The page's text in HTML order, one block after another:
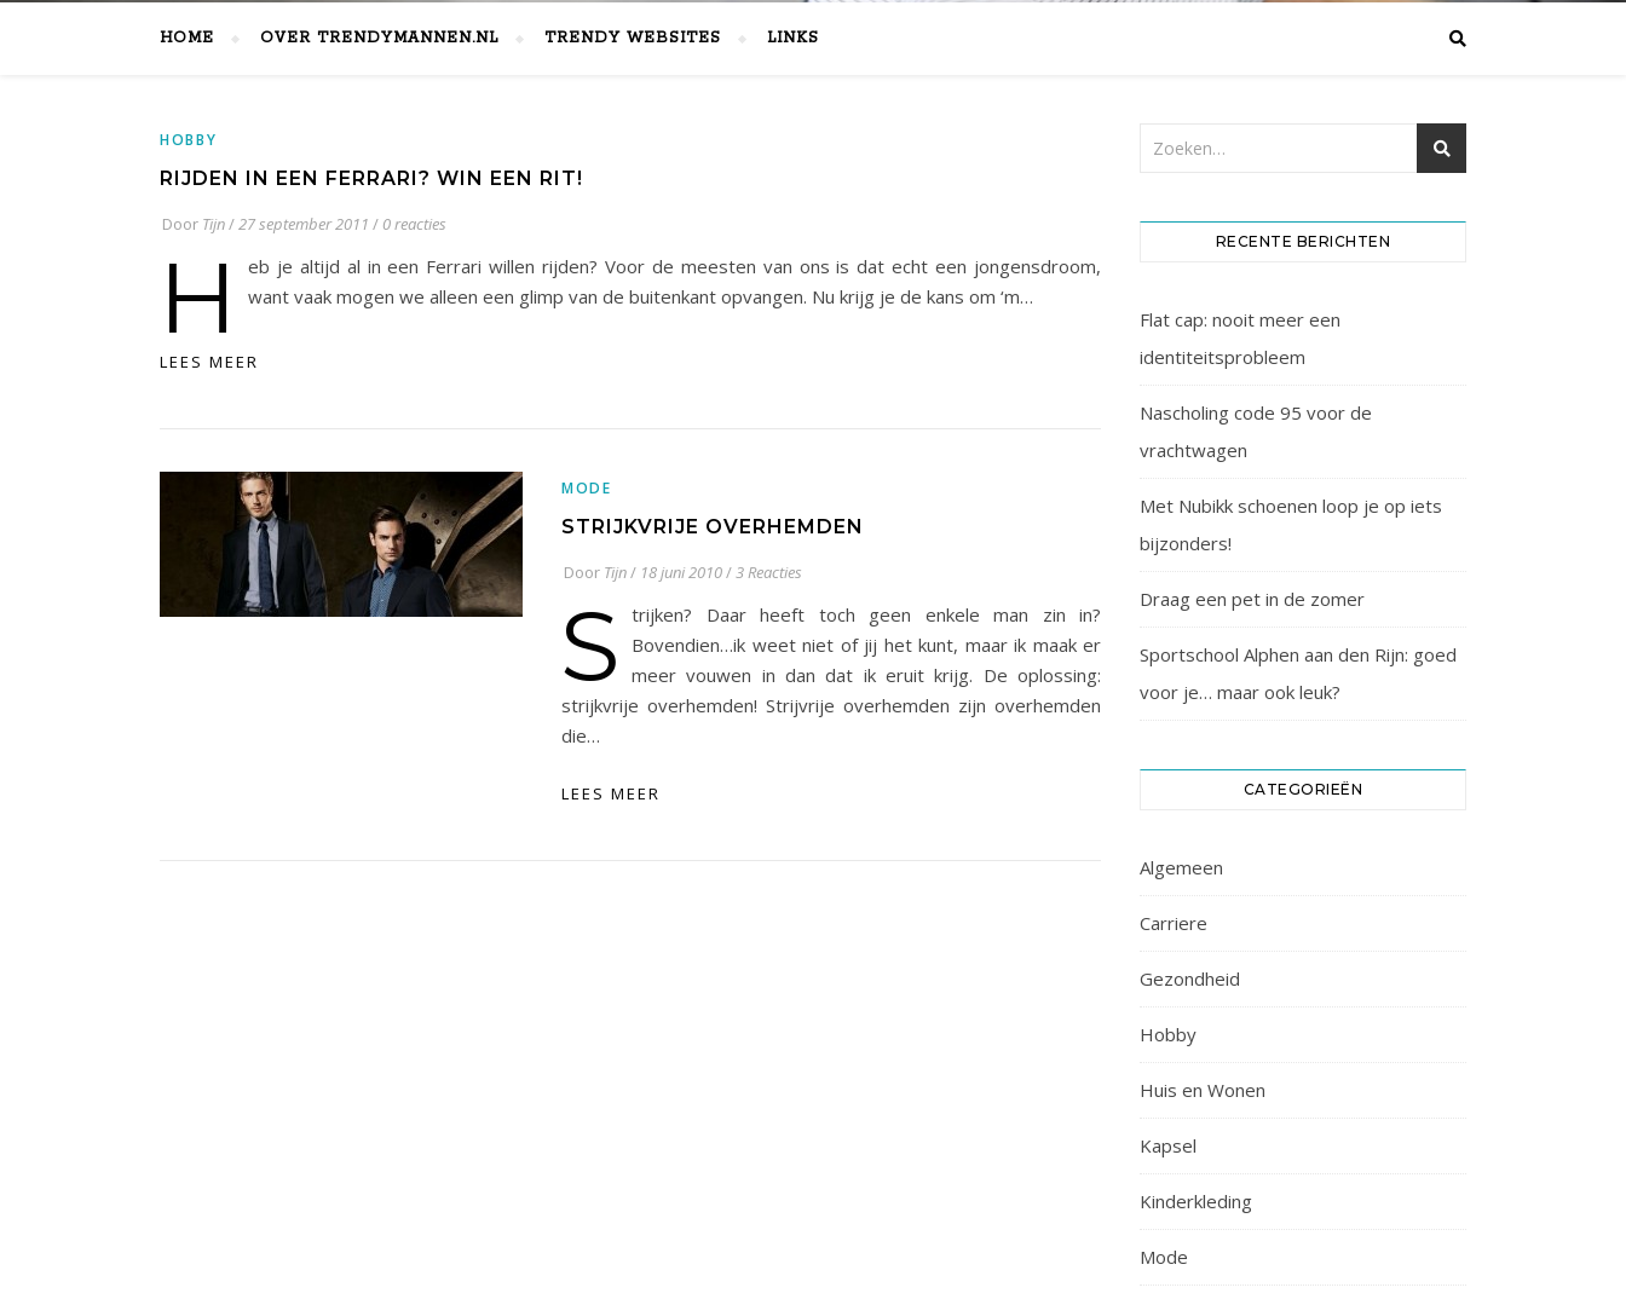
HOME OVER TRENDYMANNEN.NL TRENDY WEBSITES LINKS
HOBBY
RIJDEN IN EEN FERRARI? WIN EEN RIT!
Door Tijn/27 september 2011 / 0 reacties
H
eb je altijd al in een Ferrari willen rijden? Voor de meesten van ons is dat echt een jongensdroom,
want vaak mogen we alleen een glimp van de buitenkant opvangen. Nu krijg je de kans om ‘m…
LEES MEER
MODE
STRIJKVRIJE OVERHEMDEN
Door Tijn/ 18 juni 2010/3 Reacties
S
trijken? Daar heeft toch geen enkele man zin in?
Bovendien…ik weet niet of jij het kunt, maar ik maak er
meer vouwen in dan dat ik eruit krijg. De oplossing:
strijkvrije overhemden! Strijvrije overhemden zijn overhemden
die…
LEES MEER
RECENTE BERICHTEN
Flat cap: nooit meer een
identiteitsprobleem
Nascholing code 95 voor de
vrachtwagen
Met Nubikk schoenen loop je op iets
bijzonders!
Draag een pet in de zomer
Sportschool Alphen aan den Rijn: goed
voor je… maar ook leuk?
CATEGORIEËN
Algemeen
Carriere
Gezondheid
Hobby
Huis en Wonen
Kapsel
Kinderkleding
Mode